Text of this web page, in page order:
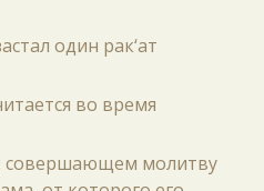
один рак‘ат
во время
совершающем молитву